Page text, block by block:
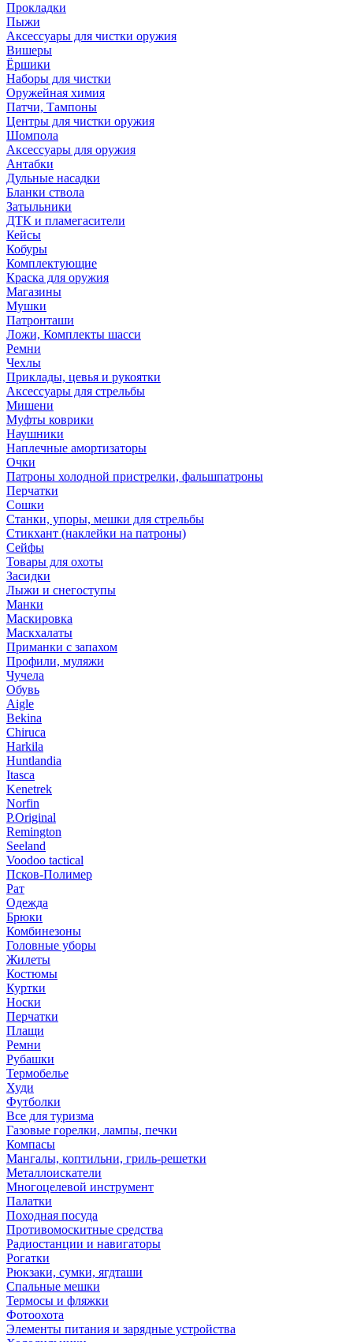
Прокладки
Пыжи
Аксессуары для чистки оружия
Вишеры
Ёршики
Наборы для чистки
Оружейная химия
Патчи, Тампоны
Центры для чистки оружия
Шомпола
Аксессуары для оружия
Антабки
Дульные насадки
Бланки ствола
Затыльники
ДТК и пламегасители
Кейсы
Кобуры
Комплектующие
Краска для оружия
Магазины
Мушки
Патронташи
Ложи, Комплекты шасси
Ремни
Чехлы
Приклады, цевья и рукоятки
Аксессуары для стрельбы
Мишени
Муфты коврики
Наушники
Наплечные амортизаторы
Очки
Патроны холодной пристрелки, фальшпатроны
Перчатки
Сошки
Станки, упоры, мешки для стрельбы
Стикхант (наклейки на патроны)
Сейфы
Товары для охоты
Засидки
Лыжи и снегоступы
Манки
Маскировка
Маскхалаты
Приманки с запахом
Профили, муляжи
Чучела
Обувь
Aigle
Bekina
Chiruсa
Harkila
Huntlandia
Itasca
Kenetrek
Norfin
P.Original
Remington
Seeland
Voodoo tactical
Псков-Полимер
Рат
Одежда
Брюки
Комбинезоны
Головные уборы
Жилеты
Костюмы
Куртки
Носки
Перчатки
Плащи
Ремни
Рубашки
Термобелье
Худи
Футболки
Все для туризма
Газовые горелки, лампы, печки
Компасы
Мангалы, коптильни, гриль-решетки
Металлоискатели
Многоцелевой инструмент
Палатки
Походная посуда
Противомоскитные средства
Радиостанции и навигаторы
Рогатки
Рюкзаки, сумки, ягдташи
Спальные мешки
Термосы и фляжки
Фотоохота
Элементы питания и зарядные устройства